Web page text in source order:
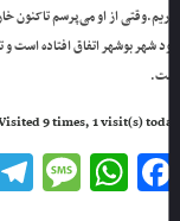
شهر بوشهر اتفاق افتاده است و
Visited 9 times, 1 visit(s)
Facebook